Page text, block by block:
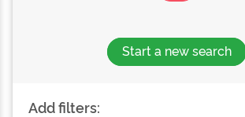
Start a new search
Add filters: